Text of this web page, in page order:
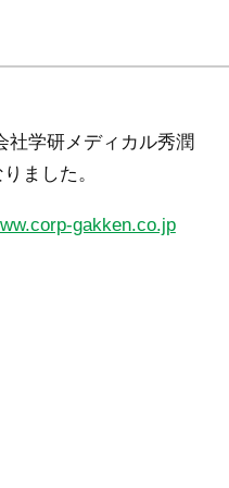
社学研メディカル秀潤
ました。
gakken.co.jp